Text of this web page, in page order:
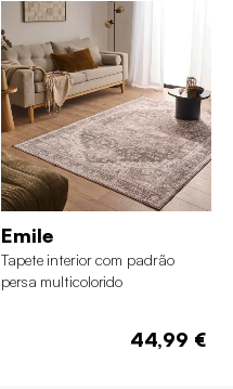
Emile
Tapete interior com padrão
persa multicolorido
44,99 €